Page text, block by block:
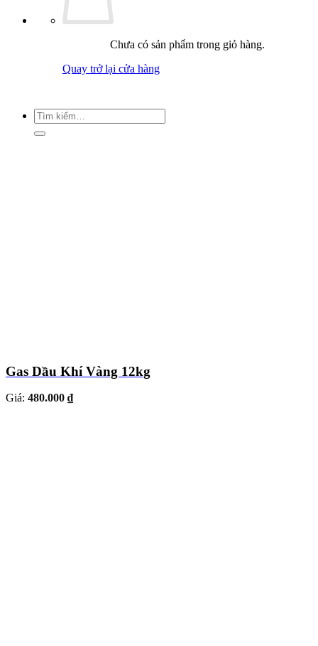
Chưa có sản phẩm trong giỏ hàng.
Quay trở lại cửa hàng
Tìm
kiếm:
Gas Dầu Khí Vàng 12kg
Giá: 480.000 ₫